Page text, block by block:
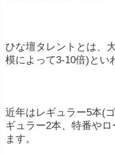
ひな壇タレントとは、
模によって3-10倍)とい
近年はレギュラー5本(
ギュラー2本、特番や
ます。